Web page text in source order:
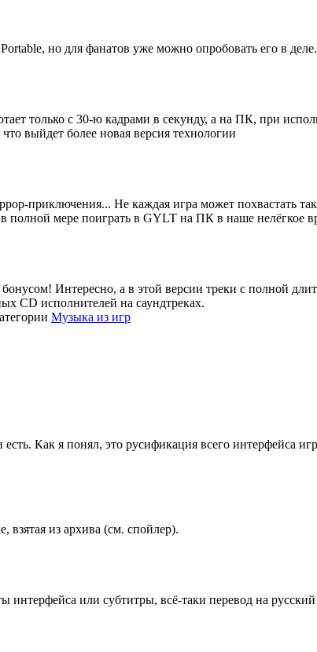
но для фанатов уже можно опробовать его в деле.
только с 30-ю кадрами в секунду, а на ПК, при
выйдет более новая версия технологии
приключения... Не каждая игра может похвастать
полной мере поиграть в GYLT на ПК в наше нелёгкое
Интересно, а в этой версии треки с полной
CD исполнителей на саундтреках.
Музыка из игр
Как я понял, это русификация всего интерфейса
взятая из архива (см. спойлер).
или субтитры, всё-таки перевод на